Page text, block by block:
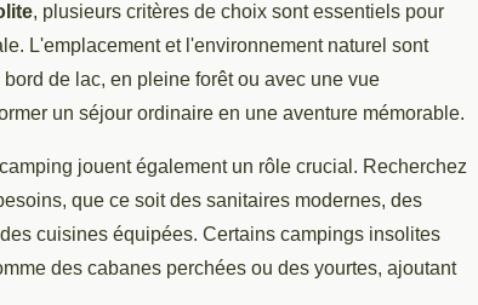
, plusieurs critères de choix sont essentiels pour
L'emplacement et l'environnement naturel sont
de lac, en pleine forêt ou avec une vue
un séjour ordinaire en une aventure mémorable.
jouent également un rôle crucial. Recherchez
que ce soit des sanitaires modernes, des
cuisines équipées. Certains campings insolites
des cabanes perchées ou des yourtes, ajoutant